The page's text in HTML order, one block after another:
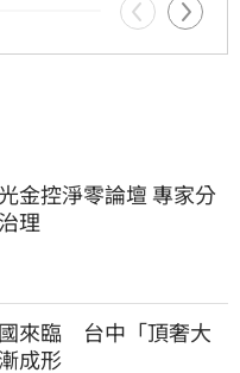
金控淨零論壇 專家分
理
來臨　台中「頂奢大
成形